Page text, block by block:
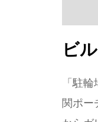
ビ
「駐
関ポー